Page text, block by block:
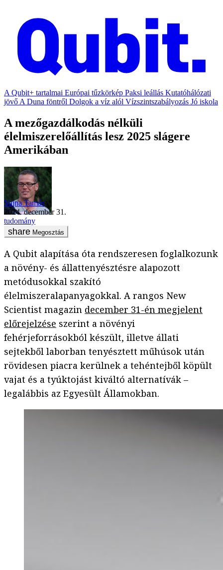
A Qubit+ tartalmai Európai tűzkörkép Paksi leállás Kutatóhálózati
jövő A Duna föntről Dolgok a víz alól Vízszintszabályozás Jó iskola
A mezőgazdálkodás nélküli
élelmiszerelőállítás lesz 2025 slágere
Amerikában
Vajna Tamás
2024. december 31.
tudomány
Megosztás
A Qubit alapítása óta rendszeresen foglalkozunk
a növény- és állattenyésztésre alapozott
metódusokkal szakító
élelmiszeralapanyagokkal. A rangos New
Scientist magazin december 31-én megjelent
előrejelzése szerint a növényi
fehérjeforrásokból készült, illetve állati
sejtekből laborban tenyésztett műhúsok után
rövidesen piacra kerülnek a tehéntejből köpült
vajat és a tyúktojást kiváltó alternatívák –
legalábbis az Egyesült Államokban.